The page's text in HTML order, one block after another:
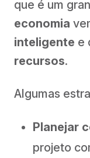
que é um
economia
inteligente e
recursos.
Algumas
Planejar
projeto